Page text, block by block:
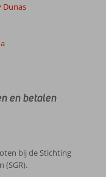
Dunas
en betalen
bij de Stichting
(SGR).